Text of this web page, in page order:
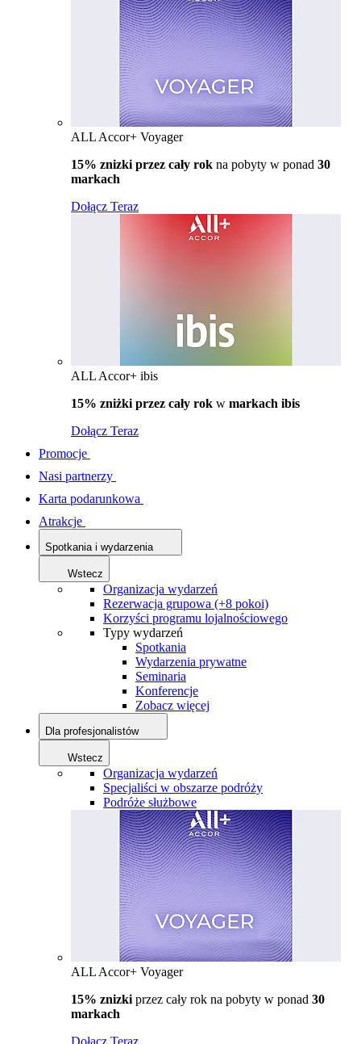
ALL Accor+ Voyager
15% znizki przez cały rok na pobyty w ponad 30
markach
Dołącz Teraz
ALL Accor+ ibis
15% zniżki przez cały rok w markach ibis
Dołącz Teraz
Promocje
Nasi partnerzy
Karta podarunkowa
Atrakcje
Spotkania i wydarzenia
Wstecz
Organizacja wydarzeń
Rezerwacja grupowa (+8 pokoi)
Korzyści programu lojalnościowego
Typy wydarzeń
Spotkania
Wydarzenia prywatne
Seminaria
Konferencje
Zobacz więcej
Dla profesjonalistów
Wstecz
Organizacja wydarzeń
Specjaliści w obszarze podróży
Podróże służbowe
ALL Accor+ Voyager
15% znizki przez cały rok na pobyty w ponad 30
markach
Dołącz Teraz